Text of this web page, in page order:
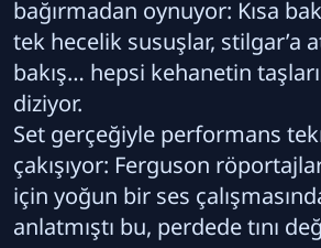
bağırmadan oynuyor: Kısa
tek hecelik susuşlar, stilgar’a
bakış… hepsi kehanetin
diziyor.
Set gerçeğiyle performans
çakışıyor: Ferguson
için yoğun bir ses
anlatmıştı bu, perdede tını